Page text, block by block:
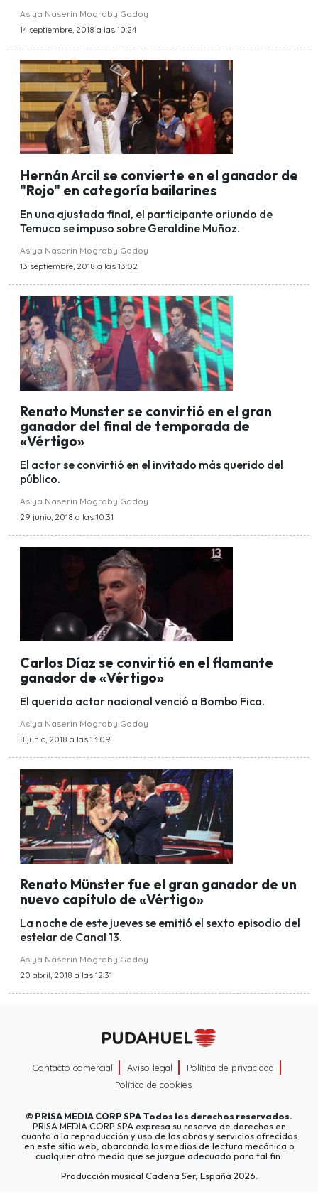
Asiya Naserin Mograby Godoy
14 septiembre, 2018 a las 10:24
Hernán Arcil se convierte en el ganador de
"Rojo" en categoría bailarines
En una ajustada final, el participante oriundo de
Temuco se impuso sobre Geraldine Muñoz.
Asiya Naserin Mograby Godoy
13 septiembre, 2018 a las 13:02
Renato Munster se convirtió en el gran
ganador del final de temporada de
«Vértigo»
El actor se convirtió en el invitado más querido del
público.
Asiya Naserin Mograby Godoy
29 junio, 2018 a las 10:31
Carlos Díaz se convirtió en el flamante
ganador de «Vértigo»
El querido actor nacional venció a Bombo Fica.
Asiya Naserin Mograby Godoy
8 junio, 2018 a las 13:09
Renato Münster fue el gran ganador de un
nuevo capítulo de «Vértigo»
La noche de este jueves se emitió el sexto episodio del
estelar de Canal 13.
Asiya Naserin Mograby Godoy
20 abril, 2018 a las 12:31
Contacto comercial Aviso legal
Política de privacidad
Política de cookies
© PRISA MEDIA CORP SPATodos los derechos reservados.
PRISA MEDIA CORP SPA expresa su reserva de derechos en
cuanto a la reproducción y uso de las obras y servicios ofrecidos
en este sitio web, abarcando los medios de lectura mecánica o
cualquier otro medio que se juzgue adecuado para tal fin.
Producción musical Cadena Ser, España 2026.